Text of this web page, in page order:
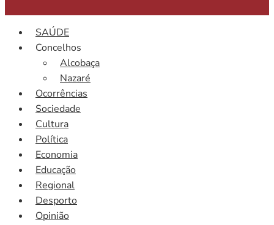
SAÚDE
Concelhos
Alcobaça
Nazaré
Ocorrências
Sociedade
Cultura
Política
Economia
Educação
Regional
Desporto
Opinião